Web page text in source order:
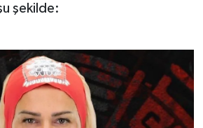
şekilde: